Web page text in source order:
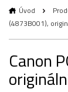
Úvod
(4873B001),
Canon